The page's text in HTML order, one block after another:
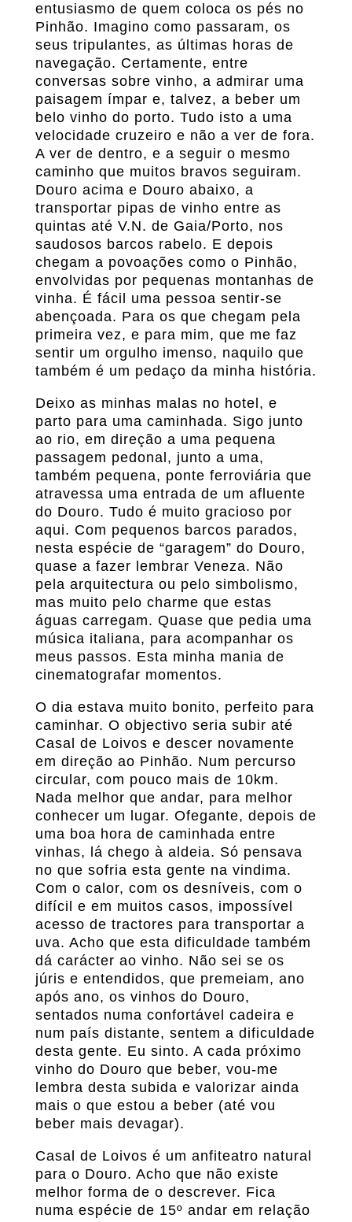
entusiasmo de quem coloca os pés no
Pinhão. Imagino como passaram, os
seus tripulantes, as últimas horas de
navegação. Certamente, entre
conversas sobre vinho, a admirar uma
paisagem ímpar e, talvez, a beber um
belo vinho do porto. Tudo isto a uma
velocidade cruzeiro e não a ver de fora.
A ver de dentro, e a seguir o mesmo
caminho que muitos bravos seguiram.
Douro acima e Douro abaixo, a
transportar pipas de vinho entre as
quintas até V.N. de Gaia/Porto, nos
saudosos barcos rabelo. E depois
chegam a povoações como o Pinhão,
envolvidas por pequenas montanhas de
vinha. É fácil uma pessoa sentir-se
abençoada. Para os que chegam pela
primeira vez, e para mim, que me faz
sentir um orgulho imenso, naquilo que
também é um pedaço da minha história.
Deixo as minhas malas no hotel, e
parto para uma caminhada. Sigo junto
ao rio, em direção a uma pequena
passagem pedonal, junto a uma,
também pequena, ponte ferroviária que
atravessa uma entrada de um afluente
do Douro. Tudo é muito gracioso por
aqui. Com pequenos barcos parados,
nesta espécie de “garagem” do Douro,
quase a fazer lembrar Veneza. Não
pela arquitectura ou pelo simbolismo,
mas muito pelo charme que estas
águas carregam. Quase que pedia uma
música italiana, para acompanhar os
meus passos. Esta minha mania de
cinematografar momentos.
O dia estava muito bonito, perfeito para
caminhar. O objectivo seria subir até
Casal de Loivos e descer novamente
em direção ao Pinhão. Num percurso
circular, com pouco mais de 10km.
Nada melhor que andar, para melhor
conhecer um lugar. Ofegante, depois de
uma boa hora de caminhada entre
vinhas, lá chego à aldeia. Só pensava
no que sofria esta gente na vindima.
Com o calor, com os desníveis, com o
difícil e em muitos casos, impossível
acesso de tractores para transportar a
uva. Acho que esta dificuldade também
dá carácter ao vinho. Não sei se os
júris e entendidos, que premeiam, ano
após ano, os vinhos do Douro,
sentados numa confortável cadeira e
num país distante, sentem a dificuldade
desta gente. Eu sinto. A cada próximo
vinho do Douro que beber, vou-me
lembra desta subida e valorizar ainda
mais o que estou a beber (até vou
beber mais devagar).
Casal de Loivos é um anfiteatro natural
para o Douro. Acho que não existe
melhor forma de o descrever. Fica
numa espécie de 15º andar em relação